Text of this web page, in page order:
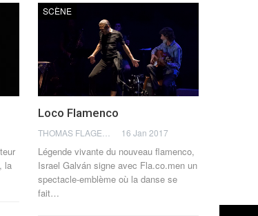
la
SCÈNE
Loco Flamenco
16 Jan 2017
Légende vivante du nouveau flamenco,
Israel Galván signe avec Fla.co.men un
spectacle-emblème où la danse se
fait…